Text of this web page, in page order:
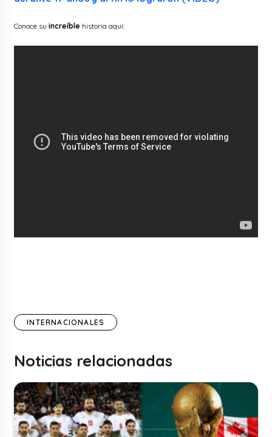
Conoce suincreíble historia aquí:
INTERNACIONALES
Noticias relacionadas